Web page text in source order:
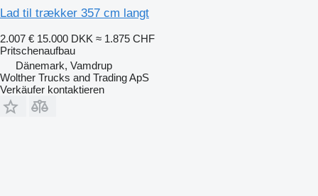
Lad til trækker 357 cm langt
2.007 € 15.000 DKK ≈ 1.875 CHF
Pritschenaufbau
Dänemark, Vamdrup
Wolther Trucks and Trading ApS
Verkäufer kontaktieren